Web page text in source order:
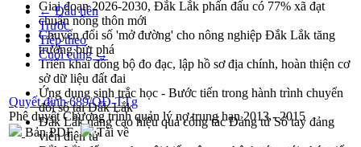
Giai đoạn 2026-2030, Đắk Lắk phấn đấu có 77% xã đạt
chuẩn nông thôn mới
Chuyển đổi số 'mở đường' cho nông nghiệp Đắk Lắk tăng
trưởng bứt phá
Triển khai đồng bộ đo đạc, lập hồ sơ địa chính, hoàn thiện cơ
sở dữ liệu đất đai
Ứng dụng sinh trắc học - Bước tiến trong hành trình chuyển
đổi số tại Đắk Lắk
Đắk Lắk nâng cao hiệu quả công tác Đảng từ Sổ tay đảng
viên điện tử
← Đầu tiên
Trước
Tiếp theo
Cuối cùng →
Quyết định 689/QĐ-TTg
Phê duyệt Chương trình quản lý nợ trung hạn 2013 - 2015
Bản PDF
Tải về